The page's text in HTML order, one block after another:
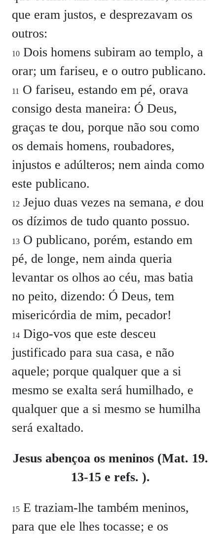
que eram justos, e desprezavam os
outros:
10 Dois homens subiram ao templo, a
orar; um fariseu, e o outro publicano.
11
O fariseu, estando em pé, orava
consigo desta maneira: Ó Deus,
graças te dou, porque não sou como
os demais homens, roubadores,
injustos e adúlteros; nem ainda como
este publicano.
12 Jejuo duas vezes na semana, e dou
os dízimos de tudo quanto possuo.
13 O publicano, porém, estando em
pé, de longe, nem ainda queria
levantar os olhos ao céu, mas batia
no peito, dizendo: Ó Deus, tem
misericórdia de mim, pecador!
14 Digo-vos que este desceu
justificado para sua casa, e não
aquele; porque qualquer que a si
mesmo se exalta será humilhado, e
qualquer que a si mesmo se humilha
será exaltado.
Jesus abençoa os meninos (Mat. 19.
13-15 e refs. ).
15 E traziam-lhe também meninos,
para que ele lhes tocasse; e os